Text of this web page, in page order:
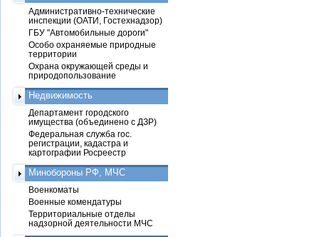
Административно-технические
инспекции (ОАТИ, Гостехнадзор)
ГБУ "Автомобильные дороги"
Особо охраняемые природные
территории
Охрана окружающей среды и
природопользование
Недвижимость
Департамент городского
имущества (объединено с ДЗР)
Федеральная служба гос.
регистрации, кадастра и
картографии Росреестр
Минобороны РФ, МЧС
Военкоматы
Военные комендатуры
Территориальные отделы
надзорной деятельности МЧС